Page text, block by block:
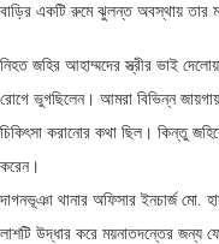
বাড়ির একটি রুমে ঝুলন্ত অবস্থায় তার
নিহত জহির আহাম্মদের স্ত্রীর ভাই
রোগে ভুগছিলেন। আমরা বিভিন্ন জায়গায়
চিকিৎসা করানোর কথা ছিল। কিন্তু
করেন।
দাগনভূঞা থানার অফিসার ইনচার্জ মো.
লাশটি উদ্ধার করে ময়নাতদন্তের জন্য